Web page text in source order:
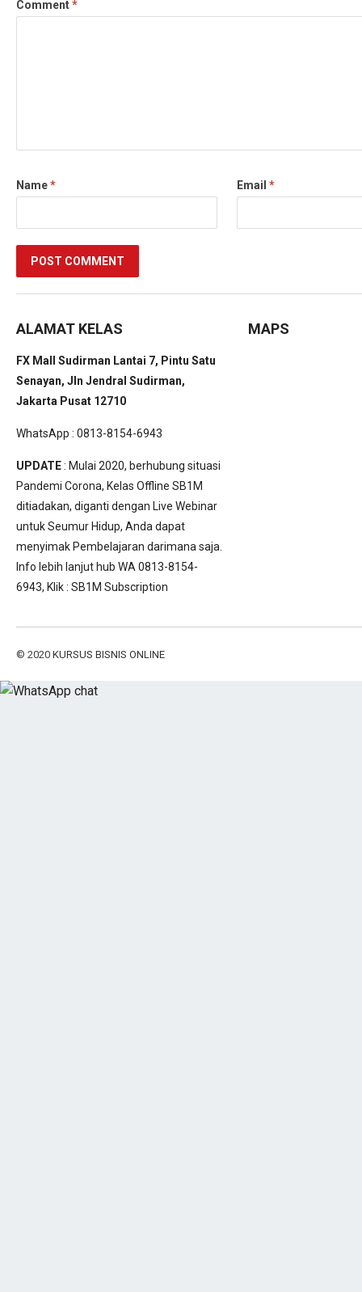
Comment*
Name* Email *
ALAMAT KELAS
FX Mall Sudirman Lantai 7, Pintu Satu
Senayan, Jln Jendral Sudirman,
Jakarta Pusat 12710
WhatsApp : 0813-8154-6943
UPDATE: Mulai 2020, berhubung situasi
Pandemi Corona, Kelas Offline SB1M
ditiadakan, diganti dengan Live Webinar
untuk Seumur Hidup, Anda dapat
menyimak Pembelajaran darimana saja.
Info lebih lanjut hub WA 0813-8154-
6943, Klik : SB1M Subscription
MAPS
© 2020 KURSUS BISNIS ONLINE